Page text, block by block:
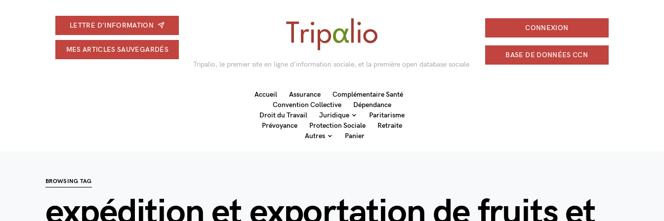
LETTRE D'INFORMATION
MES ARTICLES SAUVEGARDÉS
Tripalio, le premier site en ligne d'information sociale, et la première open database sociale.
CONNEXION
BASE DE DONNÉES CCN
Accueil Assurance
Complémentaire Santé
Convention Collective
Dépendance
Droit du Travail
Juridique
Paritarisme
Prévoyance
Protection Sociale
Retraite
Autres
Panier
BROWSING TAG